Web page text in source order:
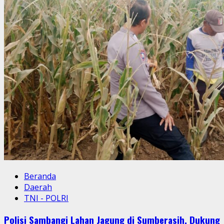
Beranda
Daerah
TNI - POLRI
Polisi Sambangi Lahan Jagung di Sumberasih, Dukung